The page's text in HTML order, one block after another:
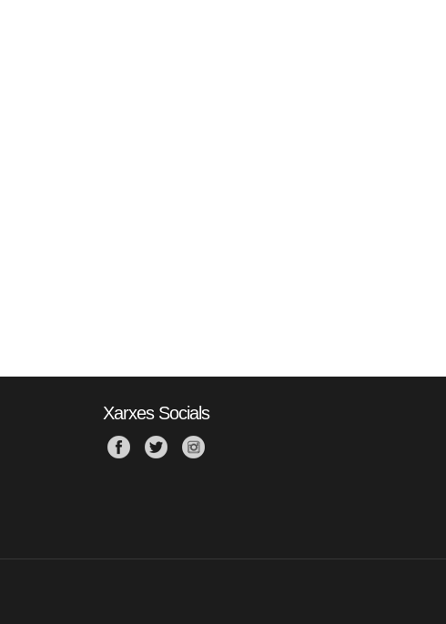
Xarxes Socials